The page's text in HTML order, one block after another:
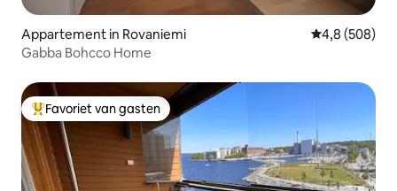
Appartement in Rovaniemi Gemiddelde
4,8 (508)
Gabba Bohcco Home
Topfavoriet van gasten
Favoriet van gasten